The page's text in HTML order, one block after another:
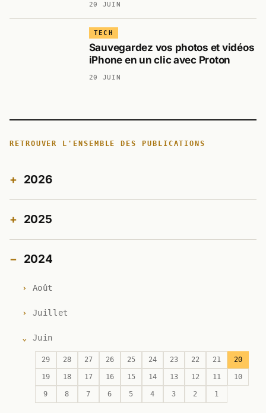
20 JUIN
TECH
Sauvegardez vos photos et vidéos
iPhone en un clic avec Proton
20 JUIN
RETROUVER L'ENSEMBLE DES PUBLICATIONS
2026
2025
2024
Août
Juillet
Juin
29 28 27 26 25 24 23 22 21 20
19 18 17 16 15 14 13 12 11 10
9 8 7 6 5 4 3 2 1